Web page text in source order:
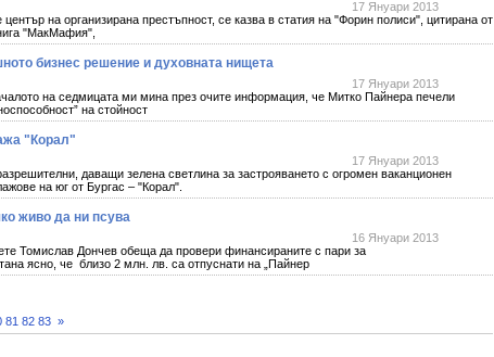
17 Януари 2013
на организирана престъпност, се казва в статия на "Форин полиси", цитирана от
"МакМафия",
бизнес решение и духовната нищета
17 Януари 2013
на седмицата ми мина през очите информация, че Митко Пайнера печели
на стойност
"Корал"
17 Януари 2013
даващи зелена светлина за застрояването с огромен ваканционен
на юг от Бургас – "Корал".
живо да ни псува
16 Януари 2013
Томислав Дончев обеща да провери финансираните с пари за
ясно, че близо 2 млн. лв. са отпуснати на „Пайнер
81 82 83 »